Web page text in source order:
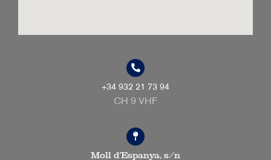
+34 932 21 73 94
CH 9 VHF
Moll d’Espanya, s/n